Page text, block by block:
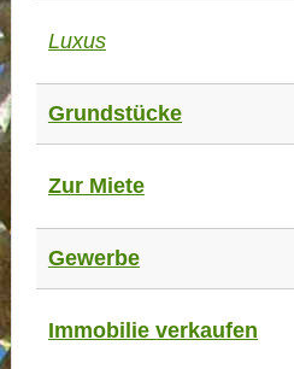
Luxus
Grundstücke
Zur Miete
Gewerbe
Immobilie verkaufen